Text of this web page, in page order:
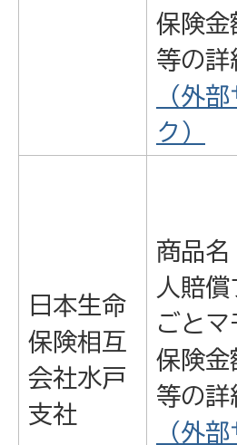
保険金
等の詳
（外
ク）
日本生命
保険相互
会社水戸
支社
商品名
人賠
ごとマ
保険金
等の詳
（外